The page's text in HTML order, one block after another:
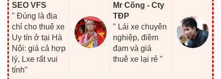
SEO VFS
" Đúng là địa
chỉ cho thuê xe
Uy tín ở tại Hà
Nội: giá cả hợp
lý, Lxe rất vui
tính"
Mr Công - Cty
TĐP
" Lái xe chuyên
nghiệp, điềm
đạm và giá
thuê xe lại rẻ "